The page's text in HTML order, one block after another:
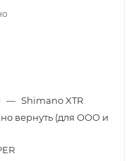
— Shimano XTR
вернуть (для ООО и